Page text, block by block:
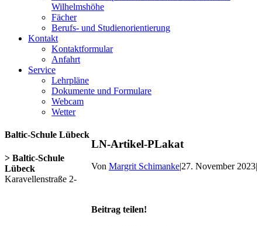
Wilhelmshöhe
Fächer
Berufs- und Studienorientierung
Kontakt
Kontaktformular
Anfahrt
Service
Lehrpläne
Dokumente und Formulare
Webcam
Wetter
LN-Artikel-PLakat
Von Margrit Schimanke|27. November 2023|
Beitrag teilen!
Baltic-Schule Lübeck
> Baltic-Schule
Lübeck
Karavellenstraße 2-